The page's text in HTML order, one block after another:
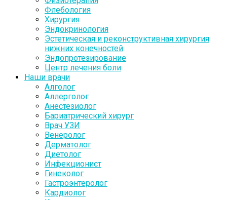
Флебология
Хирургия
Эндокринология
Эстетическая и реконструктивная хирургия
нижних конечностей
Эндопротезирование
Центр лечения боли
Наши врачи
Алголог
Аллерголог
Анестезиолог
Бариатрический хирург
Врач УЗИ
Венеролог
Дерматолог
Диетолог
Инфекционист
Гинеколог
Гастроэнтеролог
Кардиолог